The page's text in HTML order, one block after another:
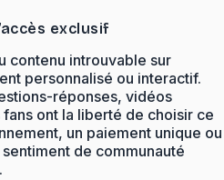
exclusif
contenu introuvable sur
personnalisé ou interactif.
réponses, vidéos
ont la liberté de choisir ce
un paiement unique ou
de communauté